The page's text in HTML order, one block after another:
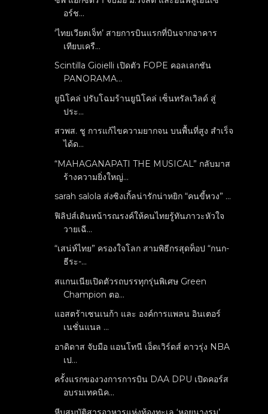
อร์ช...
‘ไทยเวียตเจ็ท’ สายการบินแรกที่บินจากอาคาร
เทียบเครื...
Scintilla Gioielli เปิดตัว FOPE คอลเลกชัน
PANORAMA...
ยูนิโคล่ ปรับโฉมร้านยูนิโคล่ เซ็นทรัลเวิลด์ สู่
ประ...
สวพส. ชู การแก้ไขความยากจน บนพื้นที่สูง สำเร็จ
ได้ด...
“MAHAGANAPATI THE MUSICAL” กลับมาส
ร้างความยิ่งใหญ่...
sarah salola ส่งซิงเกิ้ลน่ารักน่าหยิก “คนขี้หวง” ...
ฟิลิปส์เดินหน้ารณรงค์ให้คนไทยรู้ทันภาวะหัวใจ
วายเฉี...
“เสน่ห์ไทย” ครองใจโลก สามพิธีกรสุดท็อป “กนก-
ธีระ-...
สแกนเนียเปิดตัวรถบรรทุกรุ่นพิเศษ Green
Champion ตอ...
แอสตร้าเซนเนก้า และ องค์การแพลน อินเตอร์
เนชั่นแนล ...
อาดิดาส จับมือ แอนโทนี เอ็ดเวิร์ดส์ ดาวรุ่ง NBA
เป...
ครั้งแรกของวงการการบิน DAA DPU เปิดคอร์ส
อบรมเทคนิค...